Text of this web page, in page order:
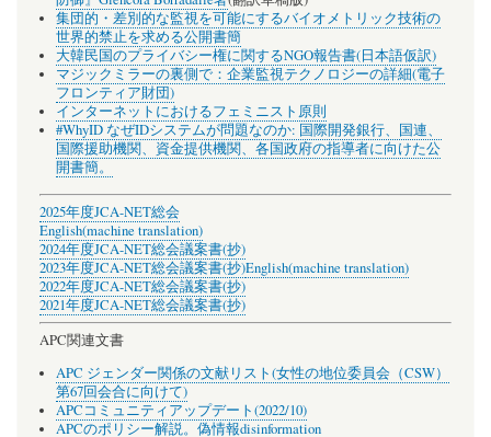
集団的・差別的な監視を可能にするバイオメトリック技術の
世界的禁止を求める公開書簡
大韓民国のプライバシー権に関するNGO報告書(日本語仮訳)
マジックミラーの裏側で：企業監視テクノロジーの詳細(電子
フロンティア財団)
インターネットにおけるフェミニスト原則
#WhyID なぜIDシステムが問題なのか: 国際開発銀行、国連、
国際援助機関、資金提供機関、各国政府の指導者に向けた公
開書簡。
2025年度JCA-NET総会
English(machine translation)
2024年度JCA-NET総会議案書(抄)
2023年度JCA-NET総会議案書(抄)English(machine translation)
2022年度JCA-NET総会議案書(抄)
2021年度JCA-NET総会議案書(抄)
APC関連文書
APC ジェンダー関係の文献リスト(女性の地位委員会（CSW）
第67回会合に向けて)
APCコミュニティアップデート(2022/10)
APCのポリシー解説。偽情報disinformation